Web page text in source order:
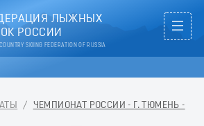
ЛЫЖНЫХ
РОССИИ
SKIING FEDERATION OF RUSSIA
/ ЧЕМПИОНАТ РОССИИ - Г. ТЮМЕНЬ -